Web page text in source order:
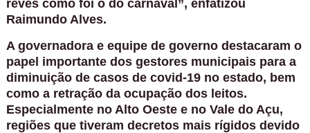
revés como foi o do carnaval”, enfatizou
Raimundo Alves.
A governadora e equipe de governo destacaram o
papel importante dos gestores municipais para a
diminuição de casos de covid-19 no estado, bem
como a retração da ocupação dos leitos.
Especialmente no Alto Oeste e no Vale do Açu,
regiões que tiveram decretos mais rígidos devido